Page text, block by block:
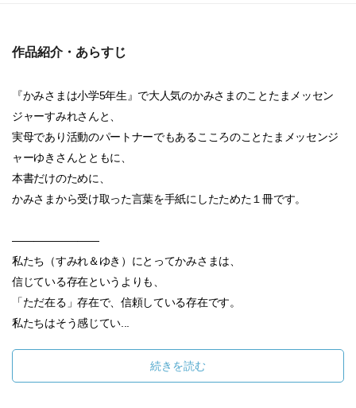
作品紹介・あらすじ
『かみさまは小学5年生』で大人気のかみさまのことたまメッセン
ジャーすみれさんと、
実母であり活動のパートナーでもあるこころのことたまメッセンジ
ャーゆきさんとともに、
本書だけのために、
かみさまから受け取った言葉を手紙にしたためた１冊です。
――――――――
私たち（すみれ＆ゆき）にとってかみさまは、
信じている存在というよりも、
「ただ在る」存在で、信頼している存在です。
私たちはそう感じてい...
続きを読む